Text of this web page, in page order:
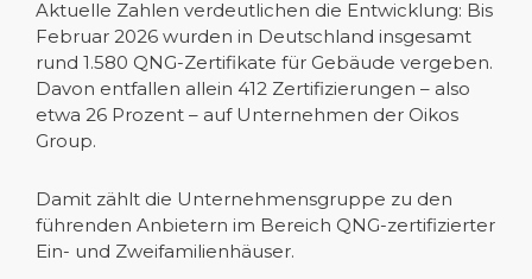
Aktuelle Zahlen verdeutlichen die Entwicklung: Bis
Februar 2026 wurden in Deutschland insgesamt
rund 1.580 QNG-Zertifikate für Gebäude vergeben.
Davon entfallen allein 412 Zertifizierungen – also
etwa 26 Prozent – auf Unternehmen der Oikos
Group.
Damit zählt die Unternehmensgruppe zu den
führenden Anbietern im Bereich QNG-zertifizierter
Ein- und Zweifamilienhäuser.